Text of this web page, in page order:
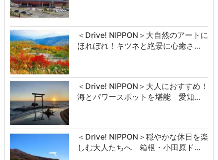
＜Drive! NIPPON＞大自然のアートに
ほれぼれ！キツネと絶景に心癒さ…
＜Drive! NIPPON＞大人におすすめ！
海とパワースポットを堪能 愛知…
＜Drive! NIPPON＞穏やかな休日を楽
しむ大人たちへ 箱根・小田原ド…